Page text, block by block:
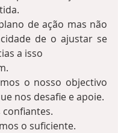
de ação mas não
de o ajustar se
a isso
o nosso objectivo
nos desafie e apoie.
confiantes.
o suficiente.